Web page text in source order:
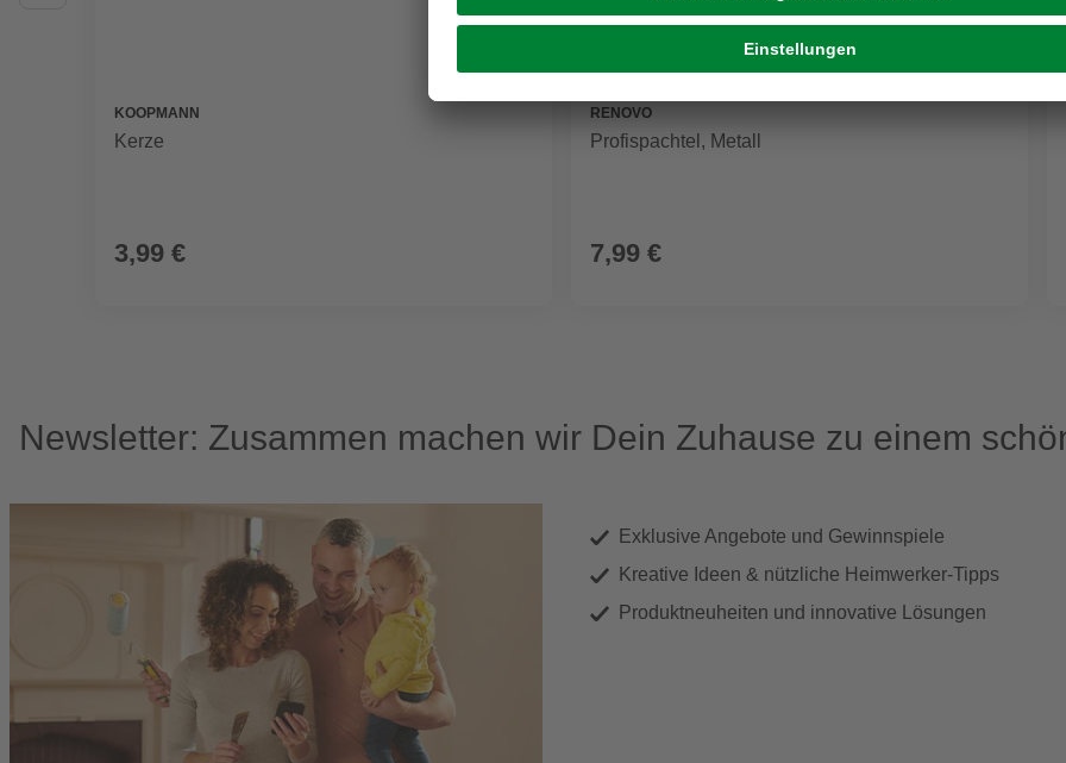
KOOPMANN
Kerze
3,99 €
RENOVO
Profispachtel, Metall
7,99 €
Newsletter: Zusammen machen wir Dein Zuhause zu einem
Exklusive Angebote und Gewinnspiele
Kreative Ideen & nützliche Heimwerker-Tipps
Produktneuheiten und innovative Lösungen